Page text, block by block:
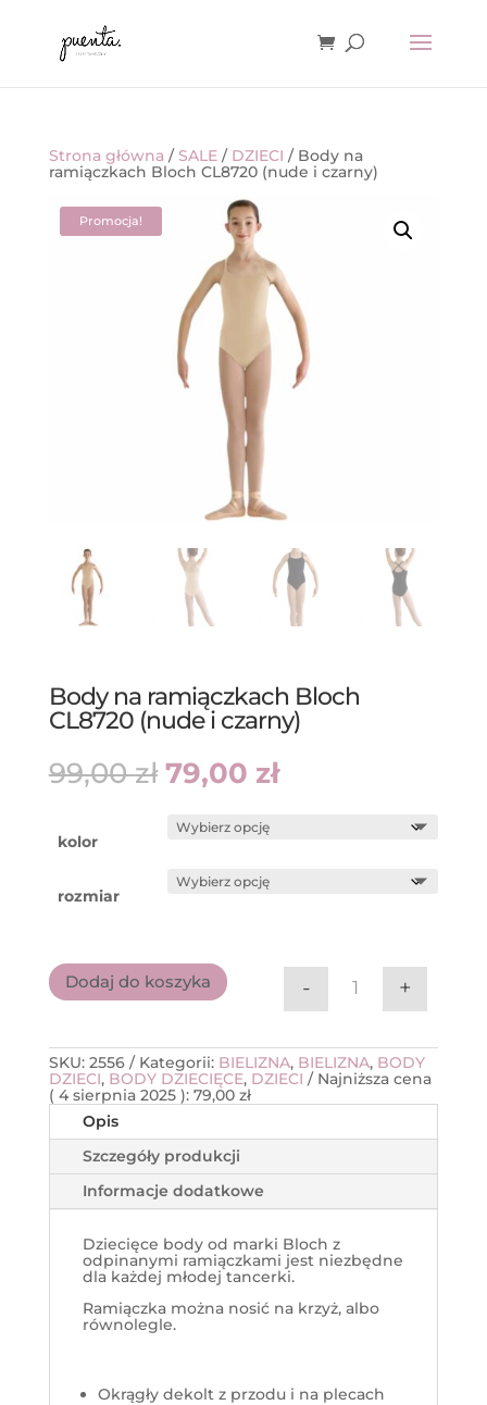
Strona główna / SALE/ DZIECI / Body na
ramiączkach Bloch CL8720 (nude i czarny)
Promocja!
Body na ramiączkach Bloch
CL8720 (nude i czarny)
99,00zł Pierwotna
cena
99,00 zł.
79,00 złAktualna
cena
kolor
rozmiar
ilość Body na
- +
Dodaj do koszyka
SKU: 2556 Kategorii: BIELIZNA, BIELIZNA, BODY
DZIECI, BODY DZIECIĘCE, DZIECI
Najniższa cena
( 4 sierpnia 2025): 79,00 zł
Opis
Szczegóły produkcji
Informacje dodatkowe
Dziecięce body od marki Bloch z
odpinanymi ramiączkami jest niezbędne
dla każdej młodej tancerki.
Ramiączka można nosić na krzyż, albo
równolegle.
Okrągły dekolt z przodu i na plecach